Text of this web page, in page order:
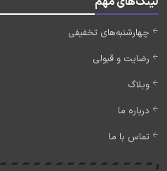
چهارشنبه‌های تخفیفی
رضایت و قبولی
وبلاگ
درباره ما
تماس با ما